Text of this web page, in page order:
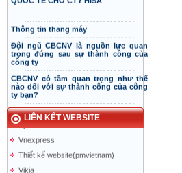
Đội ngũ CBCNV là nguồn lực quan
trọng đứng sau sự thành công của
công ty
CBCNV có tầm quan trọng như thế
nào dối với sự thành công của công
ty bạn?
Ngắm hệ thống thang máy nâng oto
của Volkswagen
Thang máy bị hỏng tại toà tháp chọc
Thang máy chân không
Thang máy năng lượng mặt trời
LIÊN KẾT WEBSITE
Thang máy Taiyo
tin tuc thang may
doiduong-hotel
mazak.com.vn
ALT
hyundaielevator.co.kr
Vnexpress
Thiết kế website(pmvietnam)
Vikia